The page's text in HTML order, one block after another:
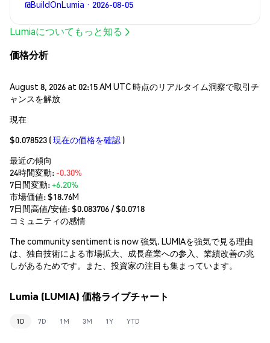
@BuildOnLumia · 2026-08-05
Lumiaについてもっと知る
価格分析
August 8, 2026 at 02:15 AM UTC 時点のリアルタイム洞察で取引チ
ャンスを解放
現在
$0.078523 (現在の価格を確認 )
最近の傾向
24時間変動: -0.30%
7日間変動:+6.20%
市場価値:$18.76M
7日間高値/安値: $0.083706/ $0.0718
コミュニティの感情
The community sentiment is now 強気. LUMIAを強気で見る理由
は、独自技術による市場拡大、成長産業への参入、業績改善の兆
しがあるためです。また、投資家の注目も集まっています。
Lumia (LUMIA) 価格ライブチャート
1D 7D 1M 3M 1Y YTD